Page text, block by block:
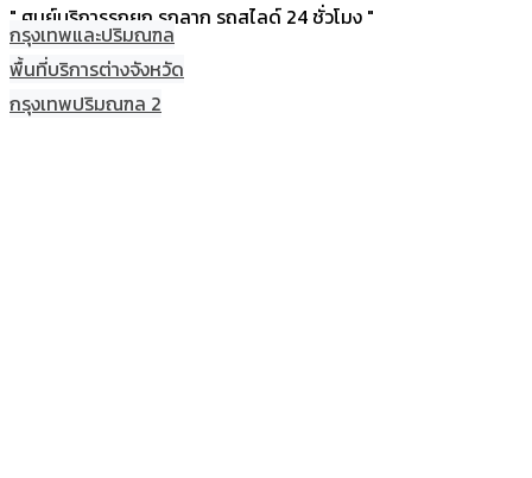
" ศูนย์บริการรถยก รถลาก รถสไลด์ 24 ชั่วโมง "
กรุงเทพและปริมณฑล
พื้นที่บริการต่างจังหวัด
กรุงเทพปริมณฑล 2